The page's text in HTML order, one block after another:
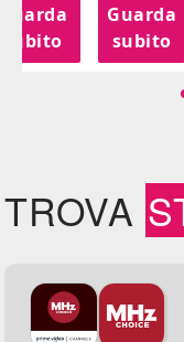
subito
Guarda
subito
TROVA